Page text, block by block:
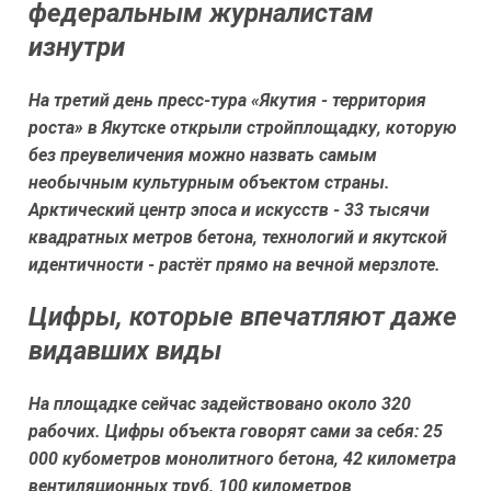
федеральным журналистам
изнутри
На третий день пресс-тура «Якутия - территория
роста» в Якутске открыли стройплощадку, которую
без преувеличения можно назвать самым
необычным культурным объектом страны.
Арктический центр эпоса и искусств - 33 тысячи
квадратных метров бетона, технологий и якутской
идентичности - растёт прямо на вечной мерзлоте.
Цифры, которые впечатляют даже
видавших виды
На площадке сейчас задействовано около 320
рабочих. Цифры объекта говорят сами за себя: 25
000 кубометров монолитного бетона, 42 километра
вентиляционных труб, 100 километров